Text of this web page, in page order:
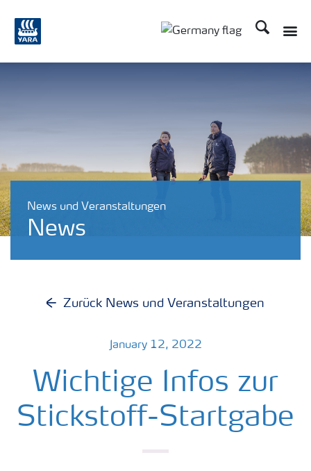
Suchen
News und Veranstaltungen
News
Zurück News und Veranstaltungen
January 12, 2022
Wichtige Infos zur
Stickstoff-Startgabe